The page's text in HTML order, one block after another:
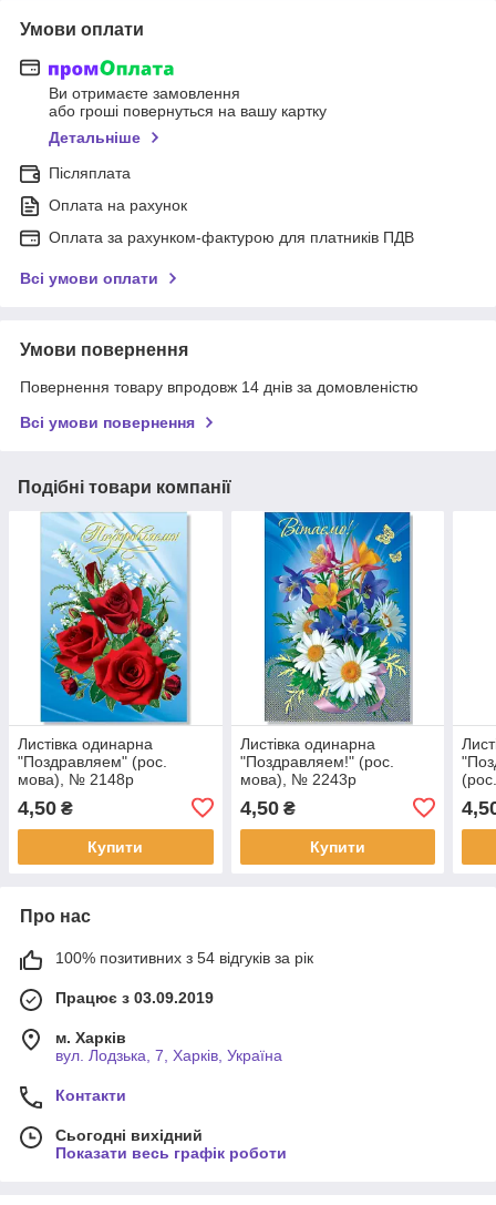
Умови оплати
Ви отримаєте замовлення
або гроші повернуться на вашу картку
Детальніше
Післяплата
Оплата на рахунок
Оплата за рахунком-фактурою для платників ПДВ
Всі умови оплати
Умови повернення
Повернення товару впродовж 14 днів за домовленістю
Всі умови повернення
Подібні товари компанії
Листівка одинарна
"Поздравляем" (рос.
мова), № 2148р
4,50 ₴
Купити
Листівка одинарна
"Поздравляем!" (рос.
мова), № 2243р
4,50₴
Купити
Про нас
100% позитивних з 54 відгуків за рік
Працює з 03.09.2019
м. Харків
вул. Лодзька, 7, Харків, Україна
Контакти
Сьогодні вихідний
Показати весь графік роботи